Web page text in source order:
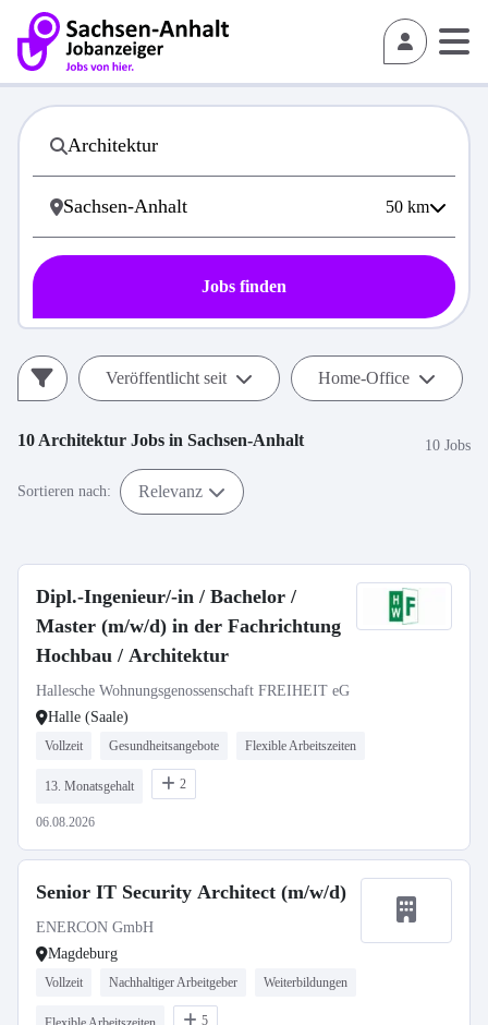
50 km
Jobs finden
Veröffentlicht seit Home-Office
10 Architektur Jobs in Sachsen-Anhalt 10 Jobs
Sortieren nach: Relevanz
Dipl.-Ingenieur/-in / Bachelor /
Master (m/w/d) in der Fachrichtung
Hochbau / Architektur
Hallesche Wohnungsgenossenschaft FREIHEIT eG
Halle (Saale)
Vollzeit Gesundheitsangebote Flexible Arbeitszeiten
13. Monatsgehalt 2
06.08.2026
Senior IT Security Architect (m/w/d)
ENERCON GmbH
Magdeburg
Vollzeit Nachhaltiger Arbeitgeber Weiterbildungen
5